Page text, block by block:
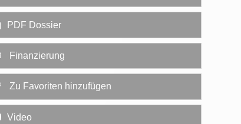
PDF Dossier
Finanzierung
Zu Favoriten hinzufügen
Video